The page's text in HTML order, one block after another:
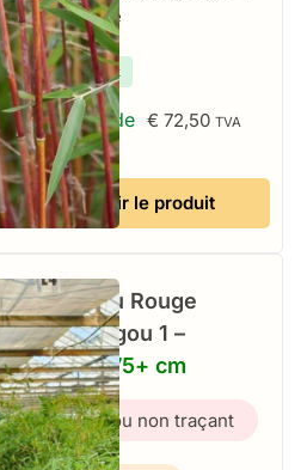
par mètre
✔ En stock
À partir de € 72,50 TVA
incluse
Voir le produit
Bambou Rouge
Jiuzhaigou 1 –
35L – 175+ cm
Bambou non traçant